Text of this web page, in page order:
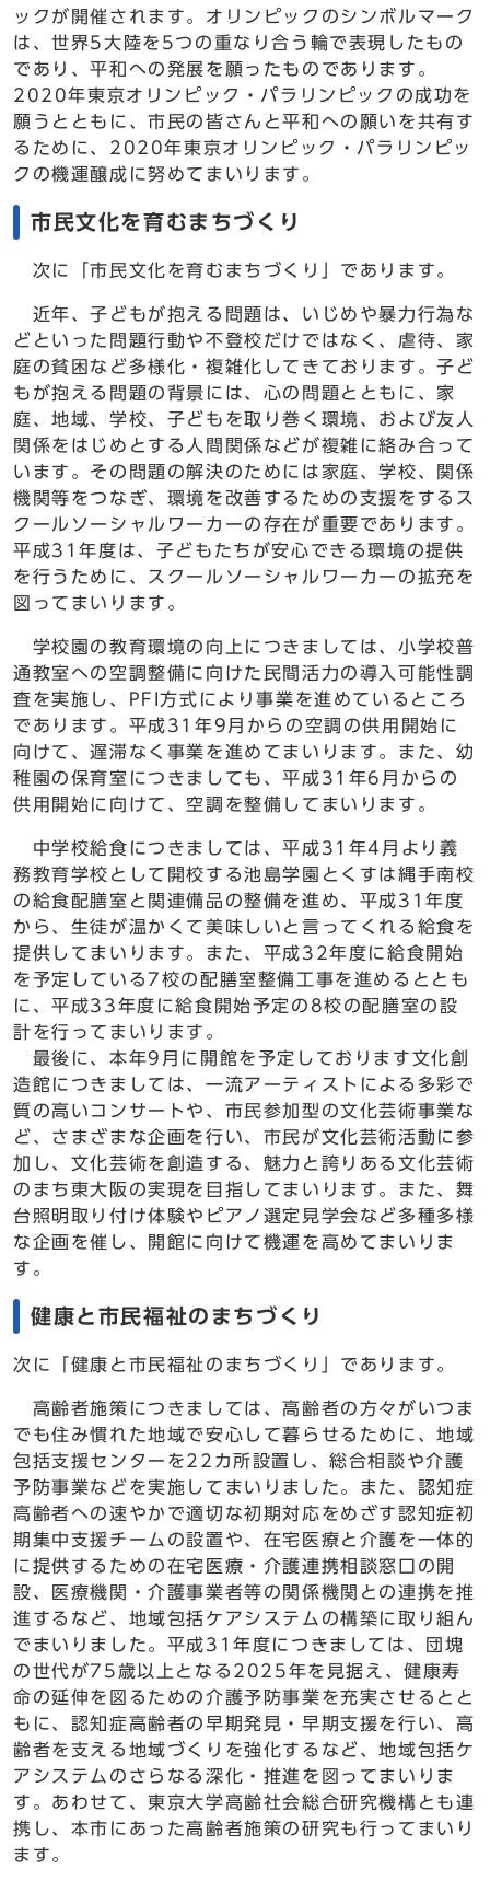
ックが開催されます。オリンピックのシンボルマーク
は、世界5大陸を5つの重なり合う輪で表現したもの
であり、平和への発展を願ったものであります。
2020年東京オリンピック・パラリンピックの成功を
願うとともに、市民の皆さんと平和への願いを共有す
るために、2020年東京オリンピック・パラリンピッ
クの機運醸成に努めてまいります。
市民文化を育むまちづくり
次に「市民文化を育むまちづくり」であります。
近年、子どもが抱える問題は、いじめや暴力行為な
どといった問題行動や不登校だけではなく、虐待、家
庭の貧困など多様化・複雑化してきております。子ど
もが抱える問題の背景には、心の問題とともに、家
庭、地域、学校、子どもを取り巻く環境、および友人
関係をはじめとする人間関係などが複雑に絡み合って
います。その問題の解決のためには家庭、学校、関係
機関等をつなぎ、環境を改善するための支援をするス
クールソーシャルワーカーの存在が重要であります。
平成31年度は、子どもたちが安心できる環境の提供
を行うために、スクールソーシャルワーカーの拡充を
図ってまいります。
学校園の教育環境の向上につきましては、小学校普
通教室への空調整備に向けた民間活力の導入可能性調
査を実施し、PFI方式により事業を進めているところ
であります。平成31年9月からの空調の供用開始に
向けて、遅滞なく事業を進めてまいります。また、幼
稚園の保育室につきましても、平成31年6月からの
供用開始に向けて、空調を整備してまいります。
中学校給食につきましては、平成31年4月より義
務教育学校として開校する池島学園とくすは縄手南校
の給食配膳室と関連備品の整備を進め、平成31年度
から、生徒が温かくて美味しいと言ってくれる給食を
提供してまいります。また、平成32年度に給食開始
を予定している7校の配膳室整備工事を進めるととも
に、平成33年度に給食開始予定の8校の配膳室の設
計を行ってまいります。
最後に、本年9月に開館を予定しております文化創
造館につきましては、一流アーティストによる多彩で
質の高いコンサートや、市民参加型の文化芸術事業な
ど、さまざまな企画を行い、市民が文化芸術活動に参
加し、文化芸術を創造する、魅力と誇りある文化芸術
のまち東大阪の実現を目指してまいります。また、舞
台照明取り付け体験やピアノ選定見学会など多種多様
な企画を催し、開館に向けて機運を高めてまいりま
す。
健康と市民福祉のまちづくり
次に「健康と市民福祉のまちづくり」であります。
高齢者施策につきましては、高齢者の方々がいつま
でも住み慣れた地域で安心して暮らせるために、地域
包括支援センターを22カ所設置し、総合相談や介護
予防事業などを実施してまいりました。また、認知症
高齢者への速やかで適切な初期対応をめざす認知症初
期集中支援チームの設置や、在宅医療と介護を一体的
に提供するための在宅医療・介護連携相談窓口の開
設、医療機関・介護事業者等の関係機関との連携を推
進するなど、地域包括ケアシステムの構築に取り組ん
でまいりました。平成31年度につきましては、団塊
の世代が75歳以上となる2025年を見据え、健康寿
命の延伸を図るための介護予防事業を充実させるとと
もに、認知症高齢者の早期発見・早期支援を行い、高
齢者を支える地域づくりを強化するなど、地域包括ケ
アシステムのさらなる深化・推進を図ってまいりま
す。あわせて、東京大学高齢社会総合研究機構とも連
携し、本市にあった高齢者施策の研究も行ってまいり
ます。